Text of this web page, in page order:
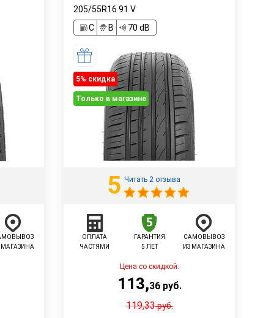
МАГАЗИНА
205/55R16 91 V
C
B 70 dB
5% cкидка
Только в магазине
5 Читать 2 отзыва
ОПЛАТА
ЧАСТЯМИ
ГАРАНТИЯ
5 ЛЕТ
САМОВЫВОЗ
ИЗ МАГАЗИНА
Цена со скидкой:
113,36руб.
119,33руб.